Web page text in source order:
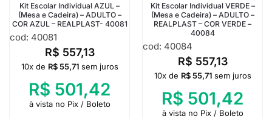
Kit Escolar Individual AZUL –
(Mesa e Cadeira) – ADULTO –
COR AZUL – REALPLAST- 40081
cod: 40081
R$ 557,13
10x de R$55,71 sem juros
R$ 501,42
à vista no Pix / Boleto
Kit Escolar Individual VERDE –
(Mesa e Cadeira) – ADULTO –
REALPLAST – COR VERDE –
40084
cod: 40084
R$ 557,13
10x de R$55,71 sem juros
R$ 501,42
à vista no Pix / Boleto